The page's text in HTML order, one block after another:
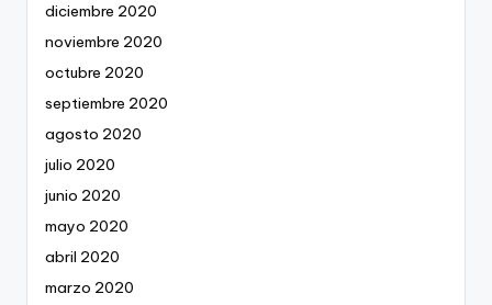
diciembre 2020
noviembre 2020
octubre 2020
septiembre 2020
agosto 2020
julio 2020
junio 2020
mayo 2020
abril 2020
marzo 2020